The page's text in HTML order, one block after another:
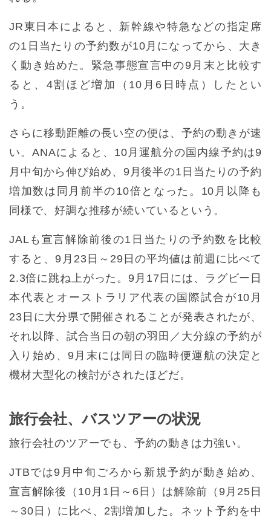
JR東日本によると、新幹線や特急などの指定席
の1日当たりの予約数が10月になってから、大き
く動き始めた。緊急事態宣言中の9月末と比較す
ると、4割ほど増加（10月6日時点）したとい
う。
さらに移動距離の長い空の便は、予約の動きが速
い。ANAによると、10月運航分の国内線予約は9
月中旬から伸び始め、9月後半の1日当たりの予約
増加数は同月前半の10倍となった。10月以降も
同様で、好調な推移が続いているという。
JALも宣言解除前後の1日当たりの予約数を比較
すると、9月23日～29日の平均値は前週に比べて
2.3倍に跳ね上がった。9月17日には、ラグビー日
本代表とオーストラリア代表の国際試合が10月
23日に大分県で開催されることが発表されたが、
それ以降、試合当日の朝の羽田／大分線の予約が
入り始め、9月末には同日の臨時便運航の決定と
機材大型化の検討がされたほどだ。
旅行会社、バスツアーの状況
旅行会社のツアーでも、予約の動きは力強い。
JTBでは9月中旬ごろから新規予約が動き始め、
宣言解除後（10月1日～6日）は解除前（9月25日
～30日）に比べ、2割増加した。ネット予約を中